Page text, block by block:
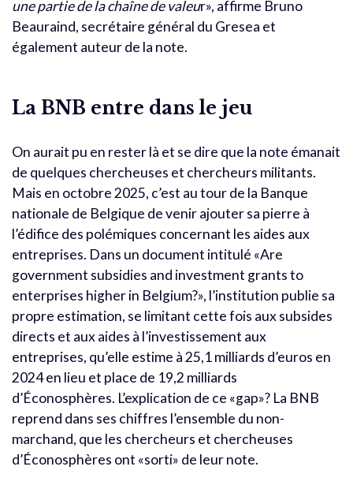
une partie de la chaîne de valeur», affirme Bruno
Beauraind, secrétaire général du Gresea et
également auteur de la note.
La BNB entre dans le jeu
On aurait pu en rester là et se dire que la note émanait
de quelques chercheuses et chercheurs militants.
Mais en octobre 2025, c’est au tour de la Banque
nationale de Belgique de venir ajouter sa pierre à
l’édifice des polémiques concernant les aides aux
entreprises. Dans un document intitulé «Are
government subsidies and investment grants to
enterprises higher in Belgium?», l’institution publie sa
propre estimation, se limitant cette fois aux subsides
directs et aux aides à l’investissement aux
entreprises, qu’elle estime à 25,1 milliards d’euros en
2024 en lieu et place de 19,2 milliards
d’Éconosphères. L’explication de ce «gap»? La BNB
reprend dans ses chiffres l’ensemble du non-
marchand, que les chercheurs et chercheuses
d’Éconosphères ont «sorti» de leur note.